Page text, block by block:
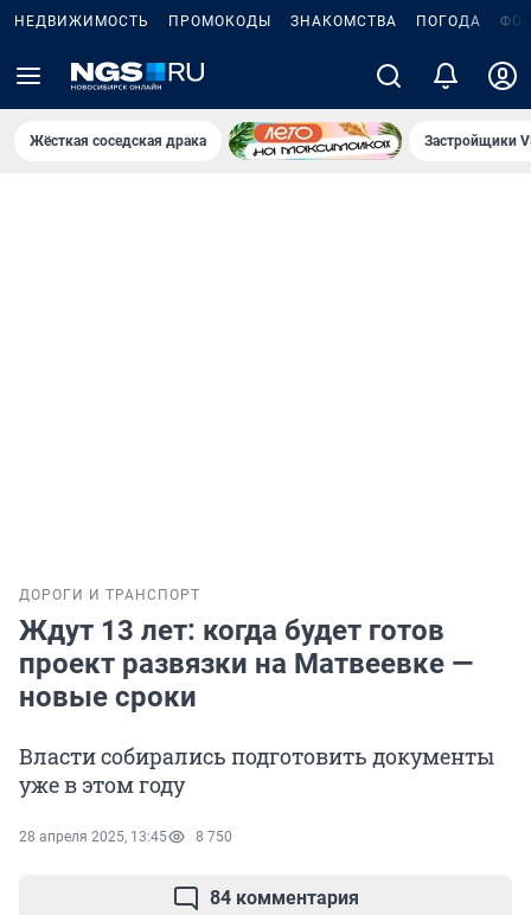
НЕДВИЖИМОСТЬ ПРОМОКОДЫ ЗНАКОМСТВА ПОГОДА
Жёсткая соседская драка Застройщики
ДОРОГИ И ТРАНСПОРТ
Ждут 13 лет: когда будет готов
проект развязки на Матвеевке —
новые сроки
Власти собирались подготовить документы
уже в этом году
28 апреля 2025, 13:45 8 750
84 комментария